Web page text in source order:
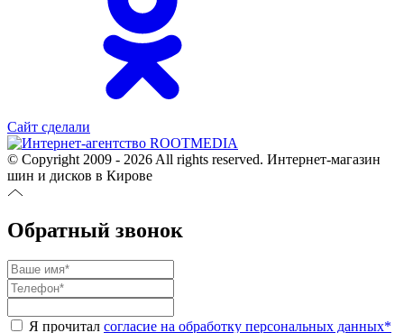
Сайт сделали
© Copyright 2009 - 2026 All rights reserved. Интернет-магазин
шин и дисков в Кирове
Обратный звонок
Я прочитал согласие на обработку персональных данных*